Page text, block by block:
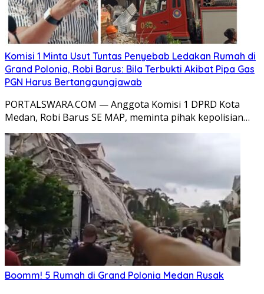
Komisi 1 Minta Usut Tuntas Penyebab Ledakan Rumah di
Grand Polonia, Robi Barus: Bila Terbukti Akibat Pipa Gas
PGN Harus Bertanggungjawab
PORTALSWARA.COM — Anggota Komisi 1 DPRD Kota
Medan, Robi Barus SE MAP, meminta pihak kepolisian…
Boomm! 5 Rumah di Grand Polonia Medan Rusak